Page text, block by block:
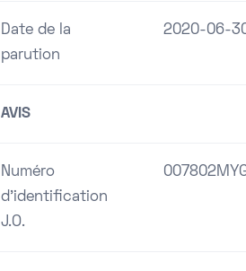
Date de la
parution
2020-06-
AVIS
Numéro
d'identification
J.O.